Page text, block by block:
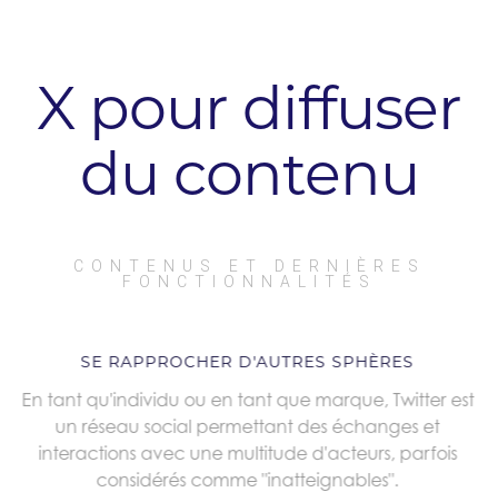
X pour diffuser
du contenu
CONTENUS ET DERNIÈRES
FONCTIONNALITÉS
SE RAPPROCHER D'AUTRES SPHÈRES
En tant qu'individu ou en tant que marque, Twitter est
un réseau social permettant des échanges et
interactions avec une multitude d'acteurs, parfois
considérés comme "inatteignables".